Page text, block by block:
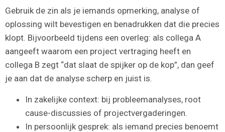
Gebruik de zin als je iemands opmerking, analyse of
oplossing wilt bevestigen en benadrukken dat die precies
klopt. Bijvoorbeeld tijdens een overleg: als collega A
aangeeft waarom een project vertraging heeft en
collega B zegt “dat slaat de spijker op de kop”, dan geef
je aan dat de analyse scherp en juist is.
In zakelijke context: bij probleemanalyses, root
cause-discussies of projectvergaderingen.
In persoonlijk gesprek: als iemand precies benoemt